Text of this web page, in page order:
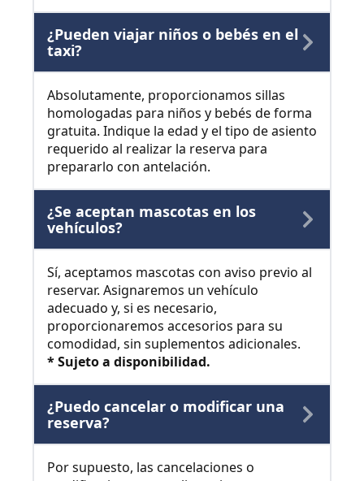
¿Pueden viajar niños o bebés en el
taxi?
Absolutamente, proporcionamos sillas
homologadas para niños y bebés de forma
gratuita. Indique la edad y el tipo de asiento
requerido al realizar la reserva para
prepararlo con antelación.
¿Se aceptan mascotas en los
vehículos?
Sí, aceptamos mascotas con aviso previo al
reservar. Asignaremos un vehículo
adecuado y, si es necesario,
proporcionaremos accesorios para su
comodidad, sin suplementos adicionales.
* Sujeto a disponibilidad.
¿Puedo cancelar o modificar una
reserva?
Por supuesto, las cancelaciones o